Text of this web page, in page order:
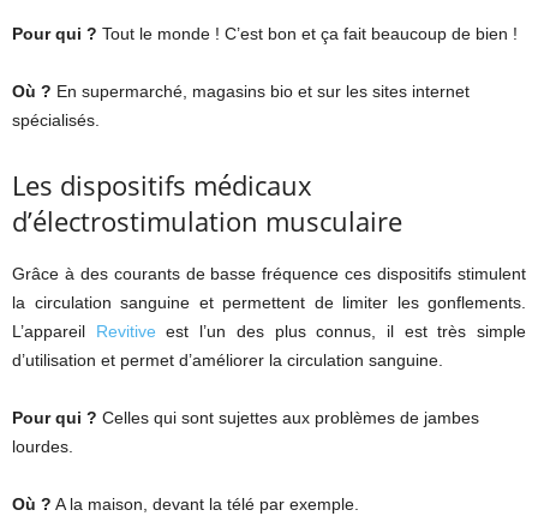
Pour qui ? Tout le monde ! C’est bon et ça fait beaucoup de bien !
Où ? En supermarché, magasins bio et sur les sites internet
spécialisés.
Les dispositifs médicaux
d’électrostimulation musculaire
Grâce à des courants de basse fréquence ces dispositifs stimulent
la circulation sanguine et permettent de limiter les gonflements.
L’appareil Revitive est l’un des plus connus, il est très simple
d’utilisation et permet d’améliorer la circulation sanguine.
Pour qui ? Celles qui sont sujettes aux problèmes de jambes
lourdes.
Où ? A la maison, devant la télé par exemple.